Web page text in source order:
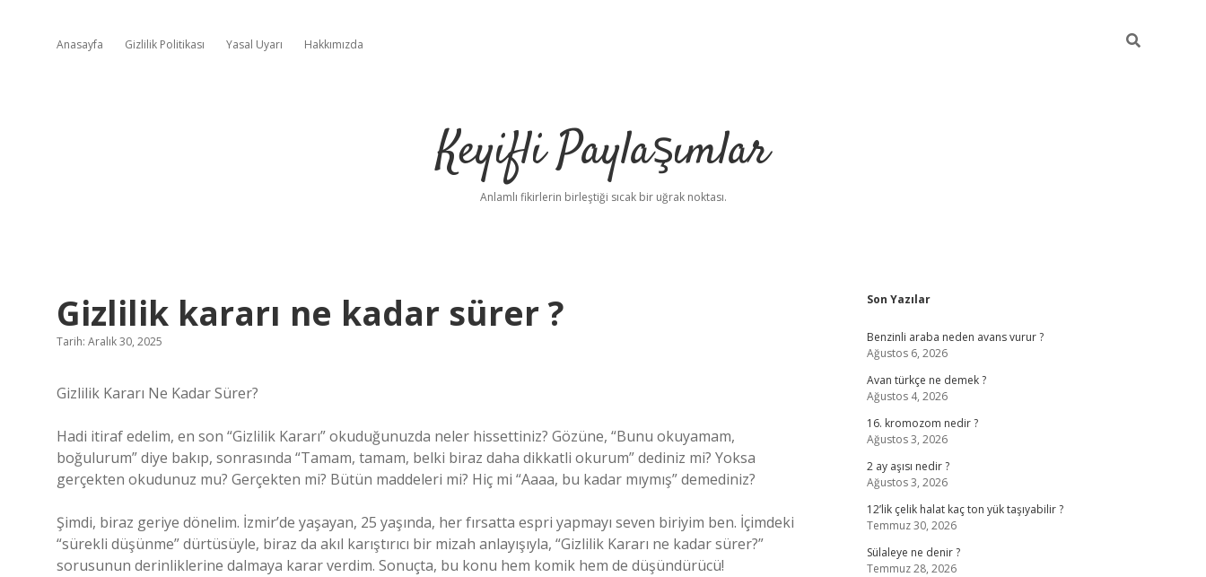
Anasayfa Gizlilik Politikası Yasal Uyarı Hakkımızda
Keyifli Paylaşımlar
Anlamlı fikirlerin birleştiği sıcak bir uğrak noktası.
Gizlilik kararı ne kadar sürer ?
Tarih: Aralık 30, 2025
Gizlilik Kararı Ne Kadar Sürer?
Hadi itiraf edelim, en son “Gizlilik Kararı” okuduğunuzda neler hissettiniz? Gözüne, “Bunu okuyamam,
boğulurum” diye bakıp, sonrasında “Tamam, tamam, belki biraz daha dikkatli okurum” dediniz mi? Yoksa
gerçekten okudunuz mu? Gerçekten mi? Bütün maddeleri mi? Hiç mi “Aaaa, bu kadar mıymış” demediniz?
Şimdi, biraz geriye dönelim. İzmir’de yaşayan, 25 yaşında, her fırsatta espri yapmayı seven biriyim ben. İçimdeki
“sürekli düşünme” dürtüsüyle, biraz da akıl karıştırıcı bir mizah anlayışıyla, “Gizlilik Kararı ne kadar sürer?”
sorusunun derinliklerine dalmaya karar verdim. Sonuçta, bu konu hem komik hem de düşündürücü!
Sidebar
Son Yazılar
Benzinli araba neden avans vurur ?
Ağustos 6, 2026
Avan türkçe ne demek ?
Ağustos 4, 2026
16. kromozom nedir ?
Ağustos 3, 2026
2 ay aşısı nedir ?
Ağustos 3, 2026
12’lik çelik halat kaç ton yük taşıyabilir ?
Temmuz 30, 2026
Sülaleye ne denir ?
Temmuz 28, 2026